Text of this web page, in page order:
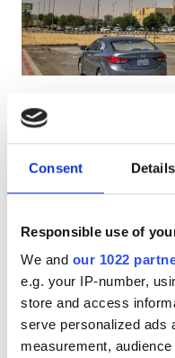
Consent Details
Responsible use of
We and our 1022
e.g. your IP-number,
store and access
serve personalized ads
measurement,
Пациенты с
Пациенты с
Удобства
Напитки
Бесплатный Wi-Fi
Телевизоры
Бесплатный
Diaverum Al
Al Hassa, Saudi Arabia
389.56 км от центра города
Напитки
Бесплатная парковка
за процедуру
Диализ HD €345
Диализ HDF €345